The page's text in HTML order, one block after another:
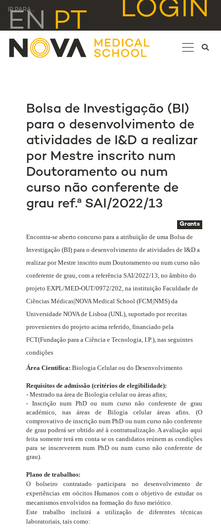
IR PARA... LOGIN
EN PT
Bolsa de Investigação (BI)
para o desenvolvimento de
atividades de I&D a realizar
por Mestre inscrito num
Doutoramento ou num
curso não conferente de
grau ref.ª SAI/2022/13
Grants
Encontra-se aberto concurso para a atribuição de uma Bolsa de
Investigação (BI) para o desenvolvimento de atividades de I&D a
realizar por Mestre inscrito num Doutoramento ou num curso não
conferente de grau, com a referência SAI/2022/13, no âmbito do
projetoEXPL/MED-OUT/0972/202, na instituição Faculdade de
Ciências Médicas|NOVA Medical School (FCM|NMS) da
Universidade NOVA de Lisboa (UNL), suportado por receitas
provenientes do projeto acima referido, financiado pela
FCT(Fundação para a Ciência e Tecnologia, I.P.), nas seguintes
condições
Área Científica:Biologia Celular ou do Desenvolvimento
Requisitos de admissão (critérios de elegibilidade):
- Mestrado na área de Biologia celular ou áreas afins;
- Inscrição num PhD ou num curso não conferente de grau
académico, nas áreas de Bilogia celular áreas afins. (O
comprovativo de inscrição num PhD ou num curso não conferente
de grau poderá ser obtido até à contratualização. A avaliação aqui
feita somente terá em conta se os candidatos reúnem as condições
para se inscreverem num PhD ou num curso não conferente de
grau).
Plano de trabalhos:
O bolseiro contratado participara no desenvolvimento de
experiências em oócitos Humanos com o objetivo de estudar os
mecanismos envolvidos na formação do fuso meiótico.
Este trabalho incluirá a utilização de diferentes técnicas
laboratoriais, tais como: